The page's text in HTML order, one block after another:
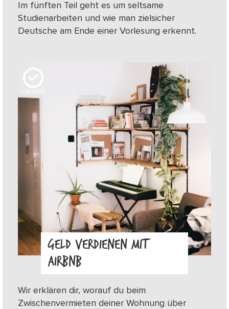
Im fünften Teil geht es um seltsame
Studienarbeiten und wie man zielsicher
Deutsche am Ende einer Vorlesung erkennt.
GELD VERDIENEN MIT
AIRBNB
Wir erklären dir, worauf du beim
Zwischenvermieten deiner Wohnung über